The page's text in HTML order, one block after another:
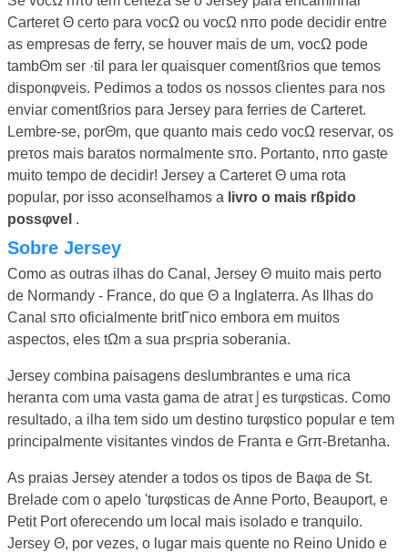
Carteret Θ certo para vocΩ ou vocΩ nπo pode decidir entre
as empresas de ferry, se houver mais de um, vocΩ pode
tambΘm ser ·til para ler quaisquer comentßrios que temos
disponφveis. Pedimos a todos os nossos clientes para nos
enviar comentßrios para Jersey para ferries de Carteret.
Lembre-se, porΘm, que quanto mais cedo vocΩ reservar, os
preτos mais baratos normalmente sπo. Portanto, nπo gaste
muito tempo de decidir! Jersey a Carteret Θ uma rota
popular, por isso aconselhamos a livro o mais rßpido
possφvel .
Sobre Jersey
Como as outras ilhas do Canal, Jersey Θ muito mais perto
de Normandy - France, do que Θ a Inglaterra. As Ilhas do
Canal sπo oficialmente britΓnico embora em muitos
aspectos, eles tΩm a sua pr≤pria soberania.
Jersey combina paisagens deslumbrantes e uma rica
heranτa com uma vasta gama de atraτ⌡es turφsticas. Como
resultado, a ilha tem sido um destino turφstico popular e tem
principalmente visitantes vindos de Franτa e Grπ-Bretanha.
As praias Jersey atender a todos os tipos de Baφa de St.
Brelade com o apelo 'turφsticas de Anne Porto, Beauport, e
Petit Port oferecendo um local mais isolado e tranquilo.
Jersey Θ, por vezes, o lugar mais quente no Reino Unido e